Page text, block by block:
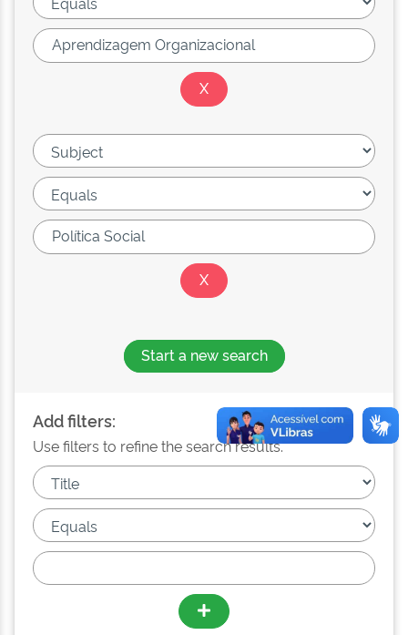
Start a new search
Add filters:
Use filters to refine the search results.